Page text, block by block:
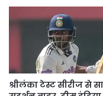
श्रीलंका टेस्ट सीरीज से